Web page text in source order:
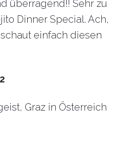
überragend!! Sehr zu
Dinner Special. Ach,
einfach diesen